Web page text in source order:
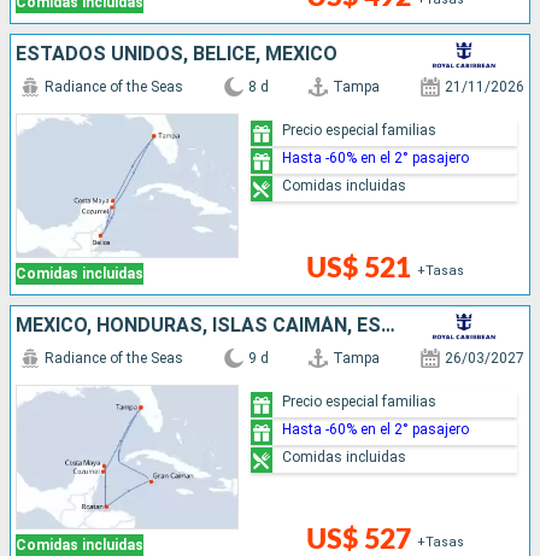
ESTADOS UNIDOS, BELICE, MÉXICO
Comidas incluidas
Radiance of the Seas 8 d Tampa 21/11/2026
US$ 521 +Tasas
Precio especial familias
Hasta -60% en el 2° pasajero
Comidas incluidas
MÉXICO, HONDURAS, ISLAS CAIMÁN, ESTADOS UNIDOS
Comidas incluidas
Radiance of the Seas 9 d Tampa 26/03/2027
US$ 527 +Tasas
Precio especial familias
Hasta -60% en el 2° pasajero
Comidas incluidas